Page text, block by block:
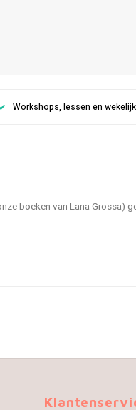
Workshops, lessen en
boeken van Lana Grossa)